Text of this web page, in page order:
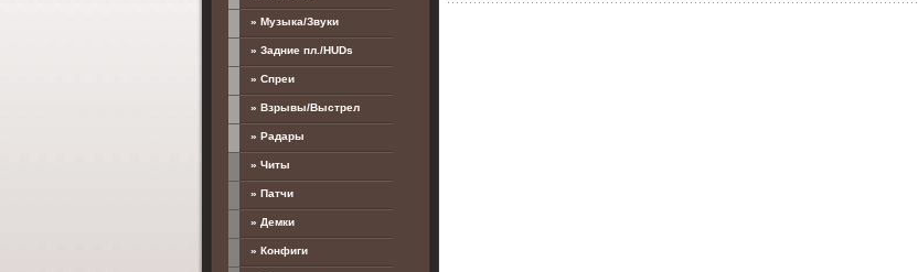
» Музыка/Звуки
» Задние пл./HUDs
» Спреи
» Взрывы/Выстрел
» Радары
» Читы
» Патчи
» Демки
» Конфиги